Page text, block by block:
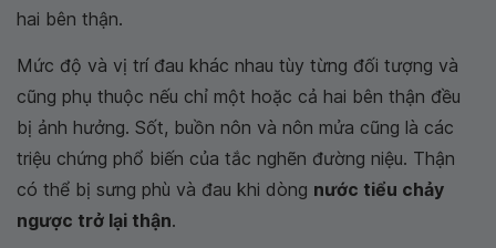
hai bên thận.
Mức độ và vị trí đau khác nhau tùy từng đối tượng và
cũng phụ thuộc nếu chỉ một hoặc cả hai bên thận đều
bị ảnh hưởng. Sốt, buồn nôn và nôn mửa cũng là các
triệu chứng phổ biến của tắc nghẽn đường niệu. Thận
có thể bị sưng phù và đau khi dòng nước tiểu chảy
ngược trở lại thận.